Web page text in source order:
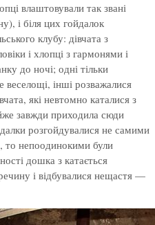
влаштовували так звані
і біля цих гойдалок
клубу: дівчата з
і хлопці з гармонями і
до ночі; одні тільки
інші розважалися
які невтомно каталися з
завжди приходила сюди
розгойдувалися не самими
то непоодинокими були
дошка з катається
і відбувалися нещастя —